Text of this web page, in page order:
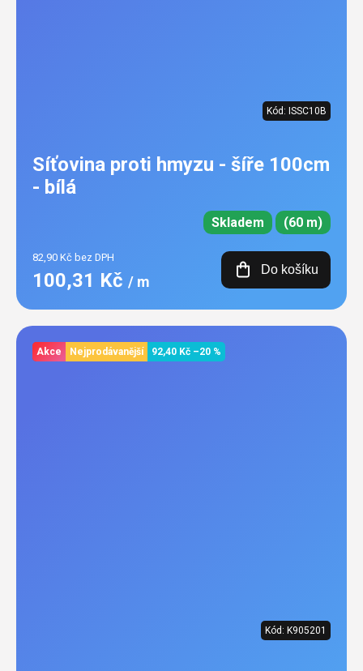
Kód: ISSC10B
Síťovina proti hmyzu - šíře 100cm
- bílá
Skladem (60 m)
82,90 Kč bez DPH
100,31 Kč / m
Do košíku
Akce Nejprodávanější 92,40 Kč –20 %
Kód: K905201